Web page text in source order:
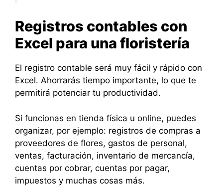
Registros contables con
Excel para una floristería
El registro contable será muy fácil y rápido con
Excel. Ahorrarás tiempo importante, lo que te
permitirá potenciar tu productividad.
Si funcionas en tienda física u online, puedes
organizar, por ejemplo: registros de compras a
proveedores de flores, gastos de personal,
ventas, facturación, inventario de mercancía,
cuentas por cobrar, cuentas por pagar,
impuestos y muchas cosas más.